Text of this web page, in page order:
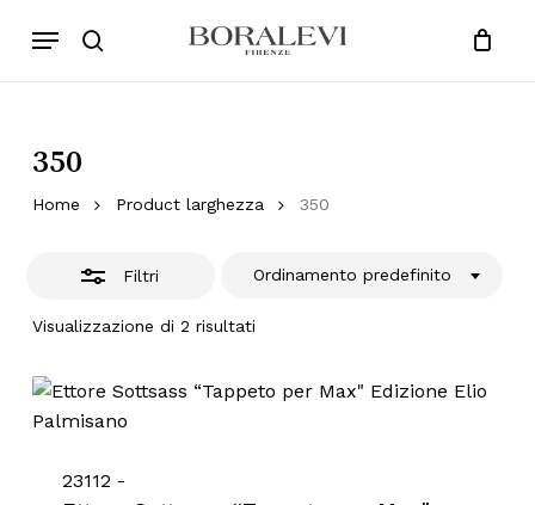
Products
search
Menu
Cart Close
350
Home Product larghezza 350
Filtri
Visualizzazione di 2 risultati
Ordinamento predefinito
Chiudi
23112 -